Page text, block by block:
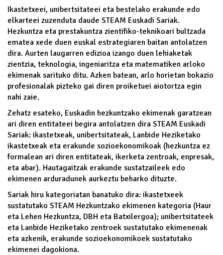
Ikastetxeei, unibertsitateei eta bestelako erakunde edo
elkarteei zuzenduta daude STEAM Euskadi Sariak.
Hezkuntza eta prestakuntza zientifiko-teknikoari bultzada
ematea xede duen euskal estrategiaren baitan antolatzen
dira. Aurten laugarren edizioa izango duen lehiaketak
zientzia, teknologia, ingeniaritza eta matematiken arloko
ekimenak sarituko ditu. Azken batean, arlo horietan bokazio
profesionalak pizteko gai diren proiketuei aiotortza egin
nahi zaie.
Zehatz esateko, Euskadin hezkuntzako ekimenak garatzean
ari diren entitateei begira antolatzen dira STEAM Euskadi
Sariak: ikastetxeak, unibertsitateak, Lanbide Heziketako
ikastetxeak eta erakunde sozioekonomikoak (hezkuntza ez
formalean ari diren entitateak, ikerketa zentroak, enpresak,
eta abar). Hautagaitzak erakunde sustatzaileek edo
ekimenen arduradunek aurkeztu beharko dituzte.
Sariak hiru kategoriatan banatuko dira: ikastetxeek
sustatutako STEAM Hezkuntzako ekimenen kategoria (Haur
eta Lehen Hezkuntza, DBH eta Batxilergoa); unibertsitateek
eta Lanbide Heziketako zentroek sustatutako ekimenenak
eta azkenik, erakunde sozioekonomikoek sustatutako
ekimenei dagokiona.